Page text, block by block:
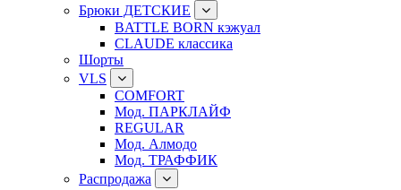
Брюки ДЕТСКИЕ
BATTLE BORN кэжуал
CLAUDE классика
Шорты
VLS
COMFORT
Мод. ПАРКЛАЙФ
REGULAR
Мод. Алмодо
Мод. ТРАФФИК
Распродажа